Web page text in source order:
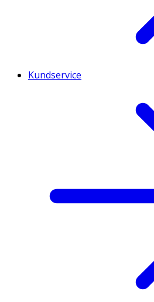
Kundservice